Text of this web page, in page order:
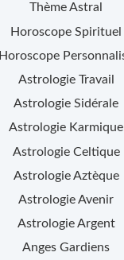
Thème Astral
Horoscope Spirituel
Horoscope
Astrologie Travail
Astrologie Sidérale
Astrologie Karmique
Astrologie Celtique
Astrologie Aztèque
Astrologie Avenir
Astrologie Argent
Anges Gardiens